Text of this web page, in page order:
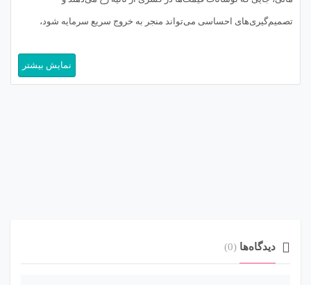
تصمیم‌گیری‌های احساسی می‌تواند منجر به خروج سریع سرمایه شود،
معامله‌گران در ایران نیز با درک این واقعیت، به دنبال راهکارهایی […]
نمایش بیشتر
دیدگاه‌ها (0)